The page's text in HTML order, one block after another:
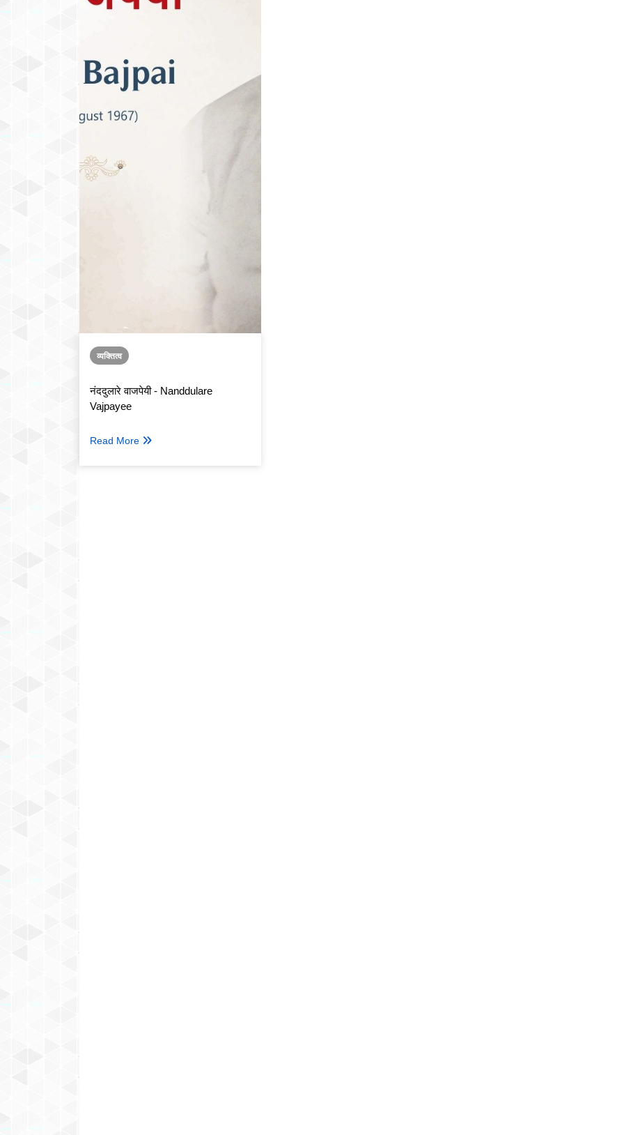
व्यक्तित्व
नंददुलारे वाजपेयी - Nanddulare
Vajpayee
Read More